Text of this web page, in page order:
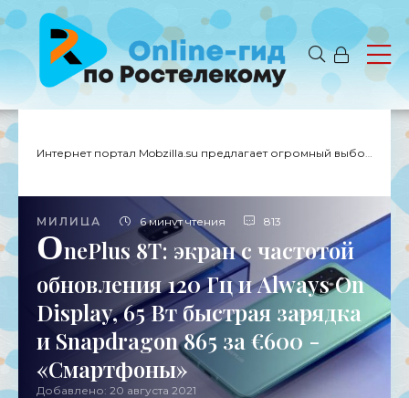
Интернет портал Mobzilla.su предлагает огромный выбор новостей с доставкой на дом.
МИЛИЦА 6 минут чтения 813
OnePlus 8T: экран с частотой
обновления 120 Гц и Always On
Display, 65 Вт быстрая зарядка
и Snapdragon 865 за €600 -
«Смартфоны»
Добавлено: 20 августа 2021